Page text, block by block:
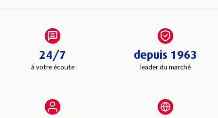
24/7
à votre écoute
depuis 1963
leader du marché